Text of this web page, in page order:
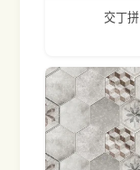
交丁拼